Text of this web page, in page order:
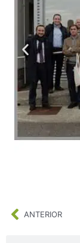
AntANTERIOR